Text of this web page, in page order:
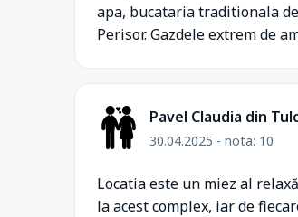
apa, bucataria traditionala
Perisor. Gazdele extrem de
Pavel Claudia din
30.04.2025 - nota: 10
Locatia este un miez al
la acest complex, iar de